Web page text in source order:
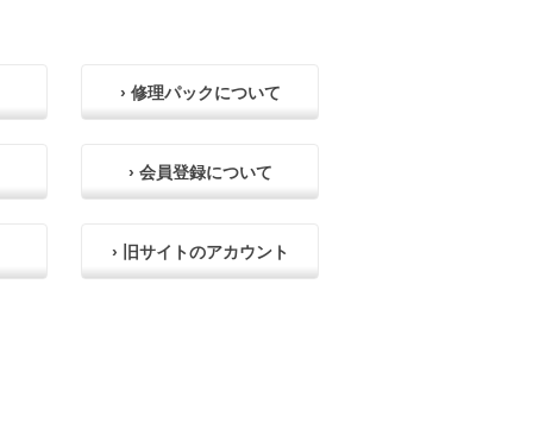
› 修理パックについて
› 会員登録について
› 旧サイトのアカウント